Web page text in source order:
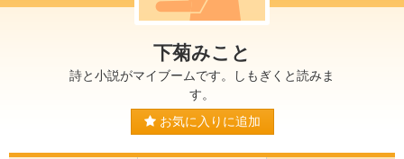
下菊みこと
詩と小説がマイブームです。しもぎくと読みま
す。
お気に入りに追加